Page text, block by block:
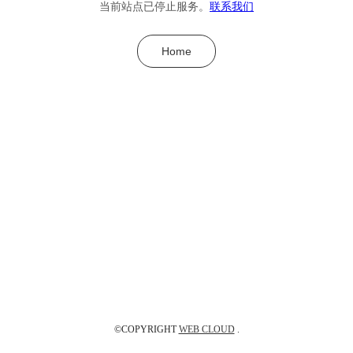
当前站点已停止服务。 联系我们
Home
©COPYRIGHTWEB CLOUD.